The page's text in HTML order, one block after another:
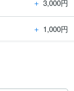
＋ 3,000円
＋ 1,000円